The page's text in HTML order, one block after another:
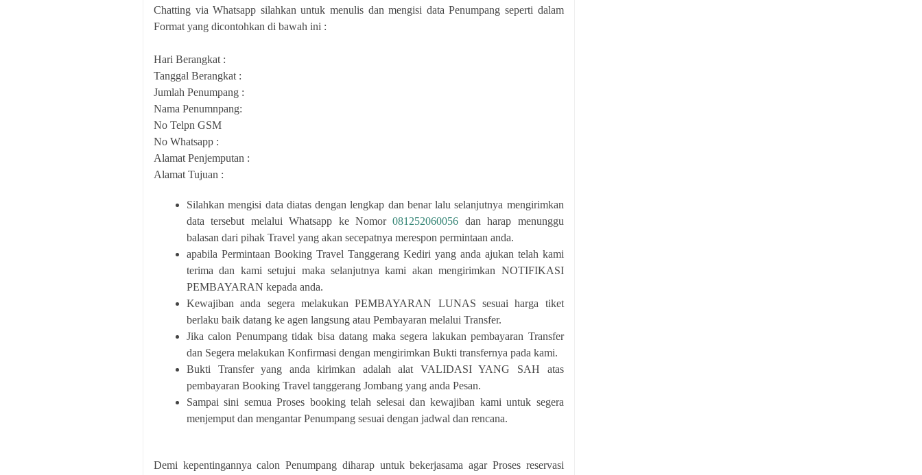
Chatting via Whatsapp silahkan untuk menulis dan mengisi data Penumpang seperti dalam
Format yang dicontohkan di bawah ini :
Hari Berangkat :
Tanggal Berangkat :
Jumlah Penumpang :
Nama Penumnpang:
No Telpn GSM
No Whatsapp :
Alamat Penjemputan :
Alamat Tujuan :
Silahkan mengisi data diatas dengan lengkap dan benar lalu selanjutnya mengirimkan
data tersebut melalui Whatsapp ke Nomor081252060056 dan harap menunggu
balasan dari pihak Travel yang akan secepatnya merespon permintaan anda.
apabila Permintaan Booking Travel Tanggerang Kediri yang anda ajukan telah kami
terima dan kami setujui maka selanjutnya kami akan mengirimkan NOTIFIKASI
PEMBAYARAN kepada anda.
Kewajiban anda segera melakukan PEMBAYARAN LUNAS sesuai harga tiket
berlaku baik datang ke agen langsung atau Pembayaran melalui Transfer.
Jika calon Penumpang tidak bisa datang maka segera lakukan pembayaran Transfer
dan Segera melakukan Konfirmasi dengan mengirimkan Bukti transfernya pada kami.
Bukti Transfer yang anda kirimkan adalah alat VALIDASI YANG SAH atas
pembayaran Booking Travel tanggerang Jombang yang anda Pesan.
Sampai sini semua Proses booking telah selesai dan kewajiban kami untuk segera
menjemput dan mengantar Penumpang sesuai dengan jadwal dan rencana.
Demi kepentingannya calon Penumpang diharap untuk bekerjasama agar Proses reservasi